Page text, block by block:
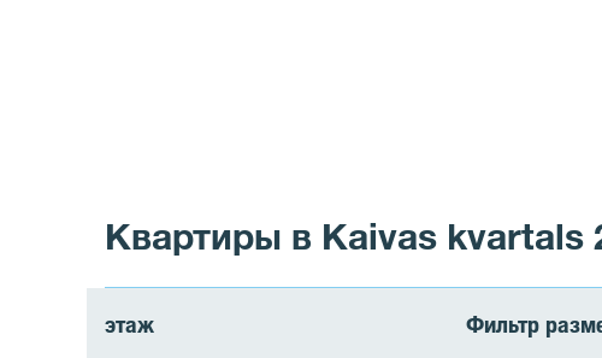
Квартиры в Kaivas kvartals
этаж Фильтр